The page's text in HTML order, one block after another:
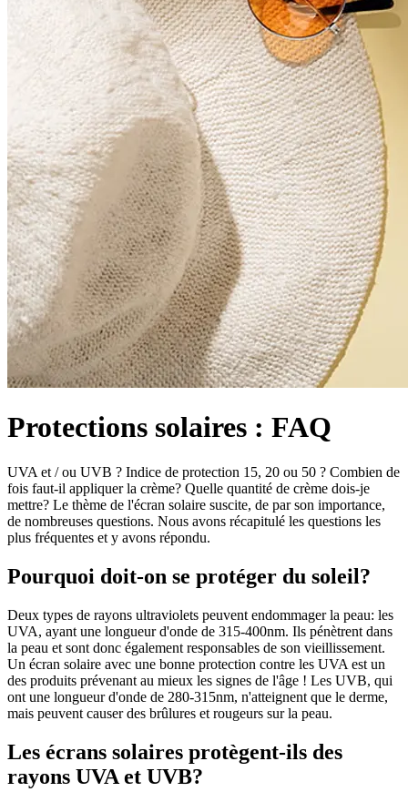
Protections solaires : FAQ
UVA et / ou UVB ? Indice de protection 15, 20 ou 50 ? Combien de
fois faut-il appliquer la crème? Quelle quantité de crème dois-je
mettre? Le thème de l'écran solaire suscite, de par son importance,
de nombreuses questions. Nous avons récapitulé les questions les
plus fréquentes et y avons répondu.
Pourquoi doit-on se protéger du soleil?
Deux types de rayons ultraviolets peuvent endommager la peau: les
UVA, ayant une longueur d'onde de 315-400nm. Ils pénètrent dans
la peau et sont donc également responsables de son vieillissement.
Un écran solaire avec une bonne protection contre les UVA est un
des produits prévenant au mieux les signes de l'âge ! Les UVB, qui
ont une longueur d'onde de 280-315nm, n'atteignent que le derme,
mais peuvent causer des brûlures et rougeurs sur la peau.
Les écrans solaires protègent-ils des
rayons UVA et UVB?